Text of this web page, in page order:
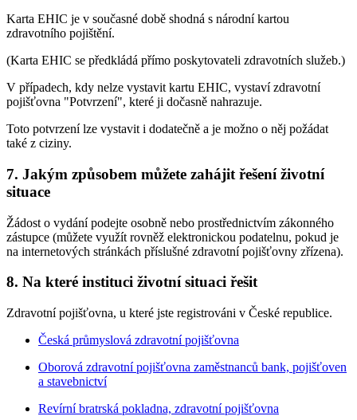
Karta EHIC je v současné době shodná s národní kartou
zdravotního pojištění.
(Karta EHIC se předkládá přímo poskytovateli zdravotních služeb.)
V případech, kdy nelze vystavit kartu EHIC, vystaví zdravotní
pojišťovna "Potvrzení", které ji dočasně nahrazuje.
Toto potvrzení lze vystavit i dodatečně a je možno o něj požádat
také z ciziny.
7. Jakým způsobem můžete zahájit řešení životní
situace
Žádost o vydání podejte osobně nebo prostřednictvím zákonného
zástupce (můžete využít rovněž elektronickou podatelnu, pokud je
na internetových stránkách příslušné zdravotní pojišťovny zřízena).
8. Na které instituci životní situaci řešit
Zdravotní pojišťovna, u které jste registrováni v České republice.
Česká průmyslová zdravotní pojišťovna
Oborová zdravotní pojišťovna zaměstnanců bank, pojišťoven
a stavebnictví
Revírní bratrská pokladna, zdravotní pojišťovna